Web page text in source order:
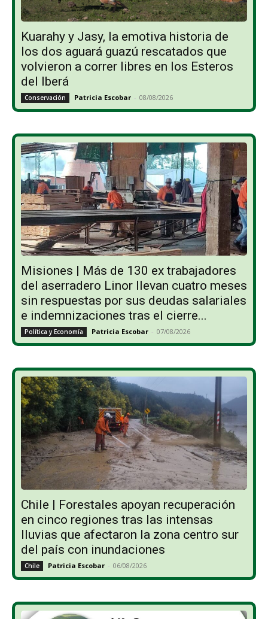
Kuarahy y Jasy, la emotiva historia de
los dos aguará guazú rescatados que
volvieron a correr libres en los Esteros
del Iberá
Conservación Patricia Escobar - 08/08/2026
Misiones | Más de 130 ex trabajadores
del aserradero Linor llevan cuatro meses
sin respuestas por sus deudas salariales
e indemnizaciones tras el cierre...
Política y Economía Patricia Escobar - 07/08/2026
Chile | Forestales apoyan recuperación
en cinco regiones tras las intensas
lluvias que afectaron la zona centro sur
del país con inundaciones
Chile Patricia Escobar - 06/08/2026